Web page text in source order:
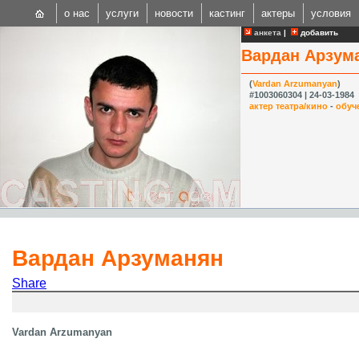
анкета | добавить
Вардан
(Vardan Arzumanyan)
#1003060304 | 24-03-1984
актер театра/кино -
Вардан Арзуманян
Share
Vardan Arzumanyan
о нас услуги новости кастинг актеры условия